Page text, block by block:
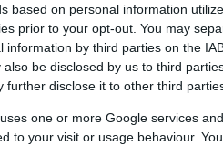
based on personal information
prior to your opt-out. You may
by third parties on the
be disclosed by us to third
further disclose it to other third
one or more Google services
to your visit or usage behaviour.